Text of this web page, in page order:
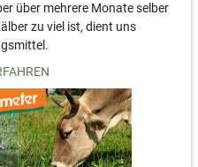
über mehrere Monate selber
zu viel ist, dient uns
für uns her.
sind min. 6 Wochen
mehrere Wochen haltbar.